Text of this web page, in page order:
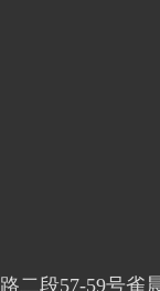
二段57-59号雀